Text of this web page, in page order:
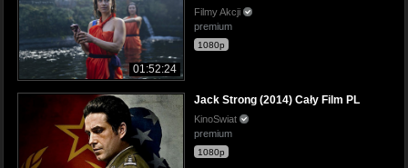
01:52:24
Filmy Akcji
premium
1080p
Jack Strong (2014) Cały Film PL
KinoSwiat
premium
1080p